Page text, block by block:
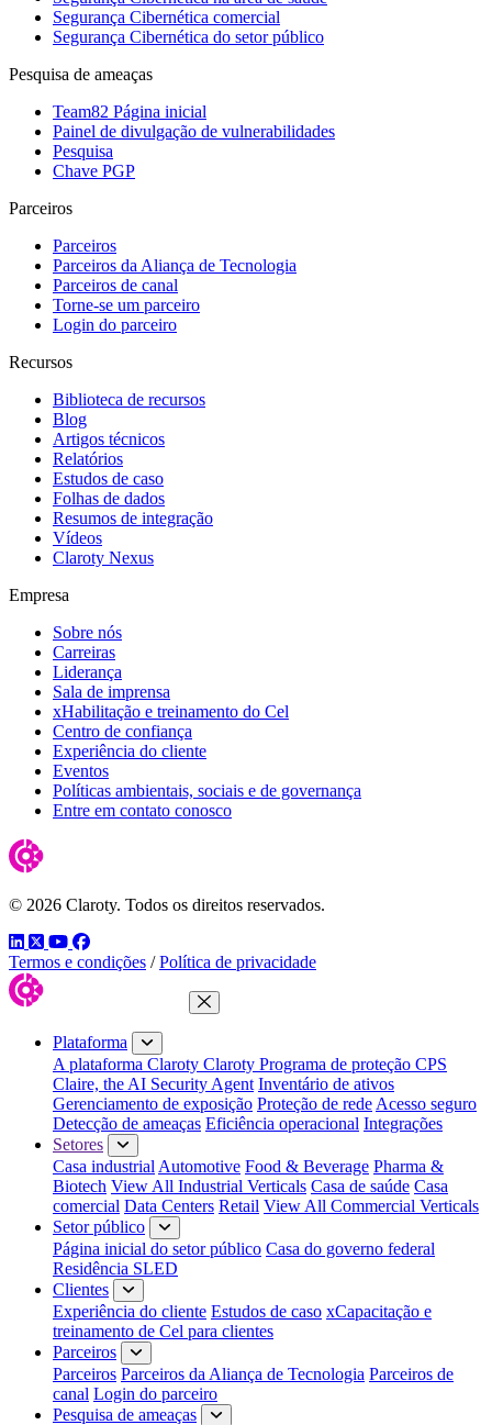
Segurança Cibernética comercial
Segurança Cibernética do setor público
Pesquisa de ameaças
Team82 Página inicial
Painel de divulgação de vulnerabilidades
Pesquisa
Chave PGP
Parceiros
Parceiros
Parceiros da Aliança de Tecnologia
Parceiros de canal
Torne-se um parceiro
Login do parceiro
Recursos
Biblioteca de recursos
Blog
Artigos técnicos
Relatórios
Estudos de caso
Folhas de dados
Resumos de integração
Vídeos
Claroty Nexus
Empresa
Sobre nós
Carreiras
Liderança
Sala de imprensa
xHabilitação e treinamento do Cel
Centro de confiança
Experiência do cliente
Eventos
Políticas ambientais, sociais e de governança
Entre em contato conosco
© 2026 Claroty. Todos os direitos reservados.
LinkedIn
TwitterYouTube
Facebook
Termos e condições / Política de privacidade
Fechar menu
Plataforma
A plataforma Claroty Claroty Programa de proteção CPS
Claire, the AI Security Agent Inventário de ativos
Gerenciamento de exposição Proteção de rede Acesso seguro
Detecção de ameaças Eficiência operacional Integrações
Setores
Casa industrial Automotive Food & Beverage Pharma &
Biotech View All Industrial Verticals Casa de saúde Casa
comercial Data Centers Retail View All Commercial Verticals
Setor público
Página inicial do setor público Casa do governo federal
Residência SLED
Clientes
Experiência do cliente Estudos de caso xCapacitação e
treinamento de Cel para clientes
Parceiros
Parceiros Parceiros da Aliança de Tecnologia Parceiros de
canal Login do parceiro
Pesquisa de ameaças